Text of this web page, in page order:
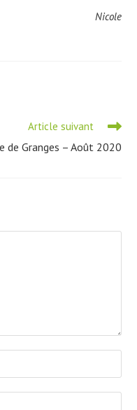
Nicole
Article suivant
de Granges – Août 2020